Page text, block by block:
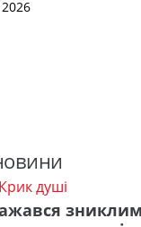
Крик душі
зниклим